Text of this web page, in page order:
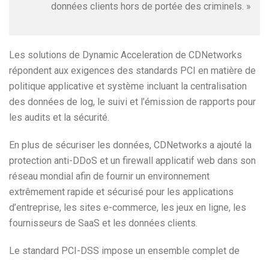
données clients hors de portée des criminels. »
Les solutions de Dynamic Acceleration de CDNetworks
répondent aux exigences des standards PCI en matière de
politique applicative et système incluant la centralisation
des données de log, le suivi et l’émission de rapports pour
les audits et la sécurité.
En plus de sécuriser les données, CDNetworks a ajouté la
protection anti-DDoS et un firewall applicatif web dans son
réseau mondial afin de fournir un environnement
extrêmement rapide et sécurisé pour les applications
d’entreprise, les sites e-commerce, les jeux en ligne, les
fournisseurs de SaaS et les données clients.
Le standard PCI-DSS impose un ensemble complet de